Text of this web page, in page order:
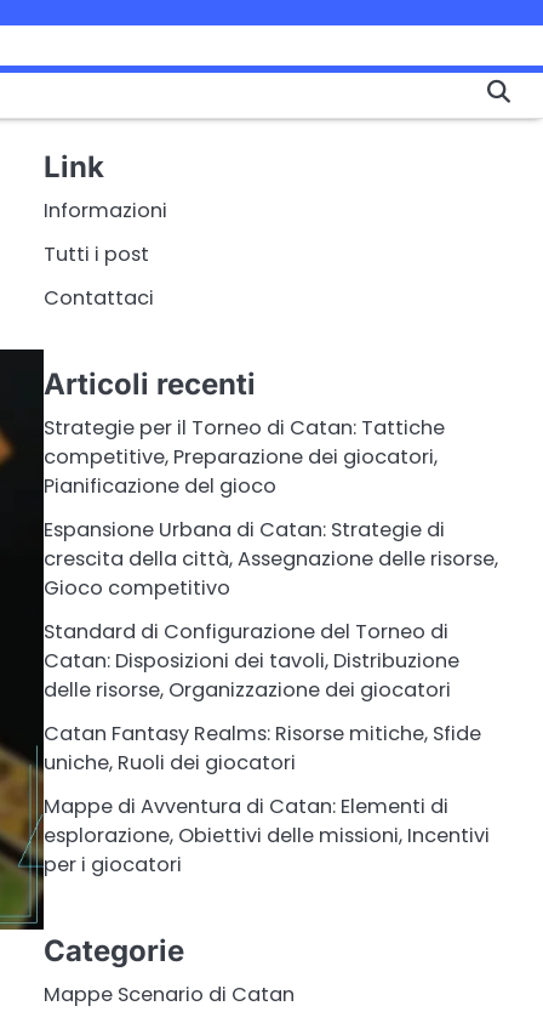
Link
Informazioni
Tutti i post
Contattaci
Articoli recenti
Strategie per il Torneo di Catan: Tattiche
competitive, Preparazione dei giocatori,
Pianificazione del gioco
Espansione Urbana di Catan: Strategie di
crescita della città, Assegnazione delle risorse,
Gioco competitivo
Standard di Configurazione del Torneo di
Catan: Disposizioni dei tavoli, Distribuzione
delle risorse, Organizzazione dei giocatori
Catan Fantasy Realms: Risorse mitiche, Sfide
uniche, Ruoli dei giocatori
Mappe di Avventura di Catan: Elementi di
esplorazione, Obiettivi delle missioni, Incentivi
per i giocatori
Categorie
Mappe Scenario di Catan